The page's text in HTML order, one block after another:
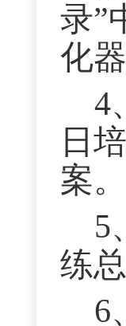
录”
化
4
日
案。
5
练
6